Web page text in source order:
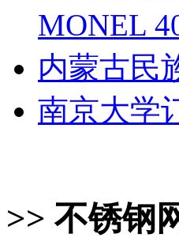
MONEL
内蒙古民
南京大学
>> 不锈钢